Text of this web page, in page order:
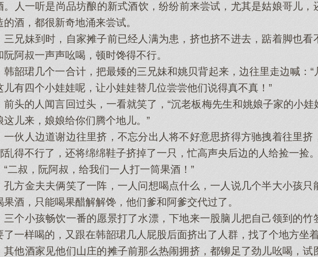
。人一听是尚品坊酿的新式酒饮，纷纷前来尝试，尤其是姑娘哥儿，
的酒，都很新奇地涌来尝试。
妹到时，自家摊子前已经人满为患，挤也挤不进去，踮着脚也看
阮阿叔一声声吆喝，顿时馋得不行。
珺几个一合计，把最矮的三兄妹和姚贝背起来，边往里走边喊：“
儿有四个小娃娃呢，让小娃娃替几位尝尝他们说得真不真！”
的人闻言回过头，一看就笑了，“沉老板梅先生和姚娘子家的小娃
这儿来，娘娘给你们腾个地儿。”
人边道谢边往里挤，不忘分出人将不好意思挤得方驰拽着往里挤
乱得不行了，还将绵绵鞋子挤掉了一只，忙高声央后边的人给捡一捡。
叔，阮阿叔，给我们一人打一筒果酒！”
金夫夫俩笑了一阵，一人问想喝点什么，一人说几个半大小孩只
果酒，只能喝果醋解解馋，他们爹和阿爹交代过了。
小孩畅饮一番的愿景打了水漂，下地来一股脑儿把自己领到的竹
了一样喝的，又跟在韩韶珺几人屁股后面挤出了人群，找了个地方坐
酒家见他们山庄的摊子前那么热闹拥挤，都铆足了劲儿吆喝，试